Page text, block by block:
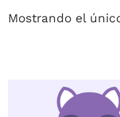
Mostrando el